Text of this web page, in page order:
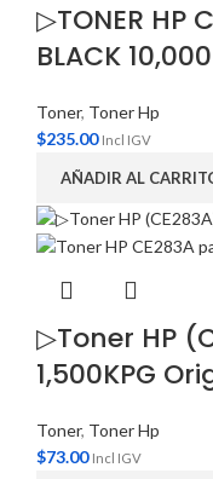
▷TONER HP
BLACK
Toner, Toner Hp
$235.00 Incl IGV
AÑADIR AL
▷Toner HP
1,500KPG
Toner, Toner Hp
$73.00 Incl IGV